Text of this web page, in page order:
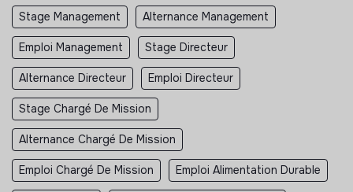
Stage Management Alternance Management
Emploi Management Stage Directeur
Alternance Directeur Emploi Directeur
Stage Chargé De Mission
Alternance Chargé De Mission
Emploi Chargé De Mission Emploi Alimentation Durable